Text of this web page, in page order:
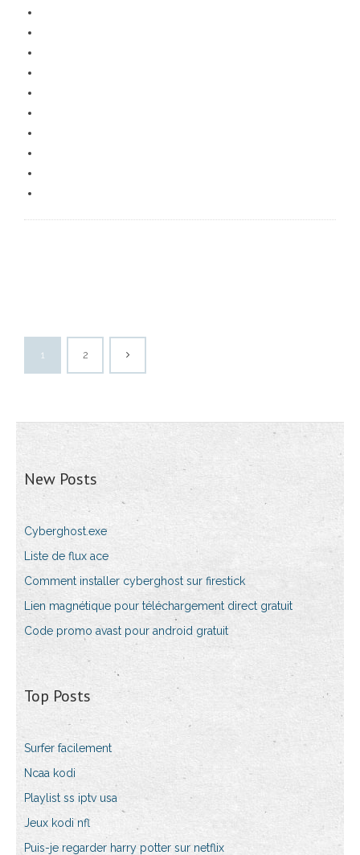
1 2
New Posts
Cyberghost.exe
Liste de flux ace
Comment installer cyberghost sur firestick
Lien magnétique pour téléchargement direct gratuit
Code promo avast pour android gratuit
Top Posts
Surfer facilement
Ncaa kodi
Playlist ss iptv usa
Jeux kodi nfl
Puis-je regarder harry potter sur netflix